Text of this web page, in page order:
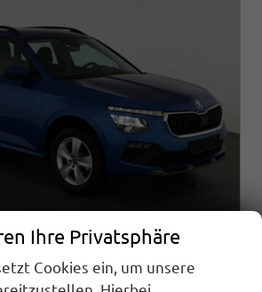
Ihre Privatsphäre
Cookies ein, um unsere